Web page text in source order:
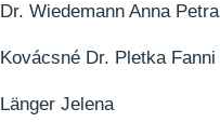
Dr. Wiedemann Anna Petra
Kovácsné Dr. Pletka Fanni
Länger Jelena